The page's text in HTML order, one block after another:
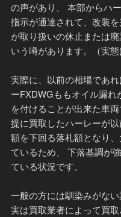
の声があり、 本部からハ
指示が通達されて、改装
が取り扱いの休止または
いう噂があります。（実
実際に、以前の相場であ
ーFXDWGももオイル漏
を付けることが出来た車
提に買取したハーレーが
額を下回る落札額となり
ているため、 下落基調が
ている状況です。
一般の方には馴染みがない
実は買取業者によって買